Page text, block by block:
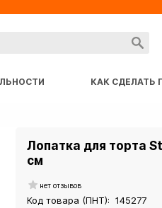
КАК СДЕЛАТЬ
Лопатка для торта
см
нет отзывов
Код товара (ПНТ): 145277